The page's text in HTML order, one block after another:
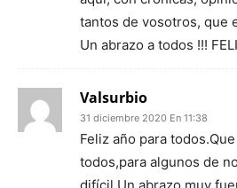
tantos de vosotros, que
Un abrazo a todos !!!
Valsurbio
31 diciembre 2020 En 11:38
Feliz año para
todos,para algunos de